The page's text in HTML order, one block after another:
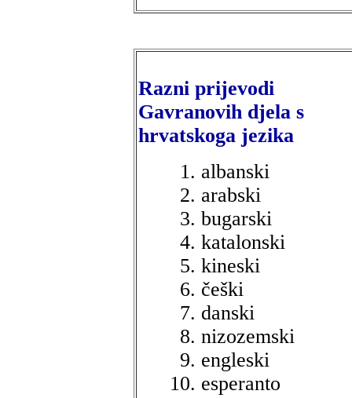
Razni prijevodi
Gavranovih djela s
hrvatskoga jezika
albanski
arabski
bugarski
katalonski
kineski
češki
danski
nizozemski
engleski
esperanto